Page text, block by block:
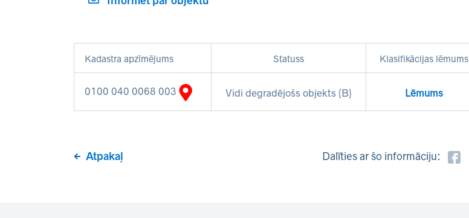
Kadastra apzīmējums Statuss Klasifikācijas lēmums
0100 040 0068 003 Vidi degradējošs objekts (B) Lēmums
Atpakaļ Dalīties ar šo informāciju: